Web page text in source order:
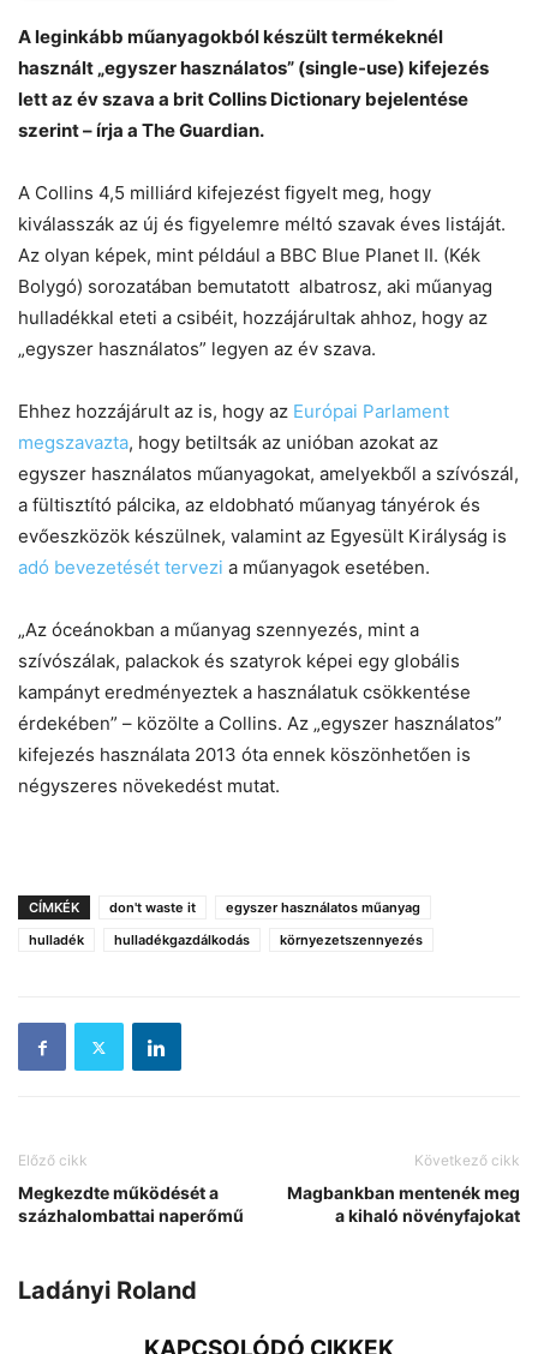
A leginkább műanyagokból készült termékeknél
használt „egyszer használatos” (single-use) kifejezés
lett az év szava a brit Collins Dictionary bejelentése
szerint – írja a The Guardian.
A Collins 4,5 milliárd kifejezést figyelt meg, hogy
kiválasszák az új és figyelemre méltó szavak éves listáját.
Az olyan képek, mint például a BBC Blue Planet II. (Kék
Bolygó) sorozatában bemutatott albatrosz, aki műanyag
hulladékkal eteti a csibéit, hozzájárultak ahhoz, hogy az
„egyszer használatos” legyen az év szava.
Ehhez hozzájárult az is, hogy az Európai Parlament
megszavazta, hogy betiltsák az unióban azokat az
egyszer használatos műanyagokat, amelyekből a szívószál,
a fültisztító pálcika, az eldobható műanyag tányérok és
evőeszközök készülnek, valamint az Egyesült Királyság is
adó bevezetését tervezi a műanyagok esetében.
„Az óceánokban a műanyag szennyezés, mint a
szívószálak, palackok és szatyrok képei egy globális
kampányt eredményeztek a használatuk csökkentése
érdekében” – közölte a Collins. Az „egyszer használatos”
kifejezés használata 2013 óta ennek köszönhetően is
négyszeres növekedést mutat.
CÍMKÉK don't waste it
egyszer használatos műanyag
hulladék
hulladékgazdálkodás környezetszennyezés
Előző cikk
Megkezdte működését a
százhalombattai naperőmű
Következő cikk
Magbankban mentenék meg
a kihaló növényfajokat
Ladányi Roland
Chat Mr wAIste
Helló! Miben segíthetek ma?